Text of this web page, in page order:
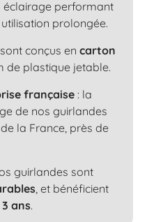
éclairage performant
prolongée.
conçus en carton
de plastique jetable.
française : la
de nos guirlandes
la France, près de
guirlandes sont
, et bénéficient
ans.